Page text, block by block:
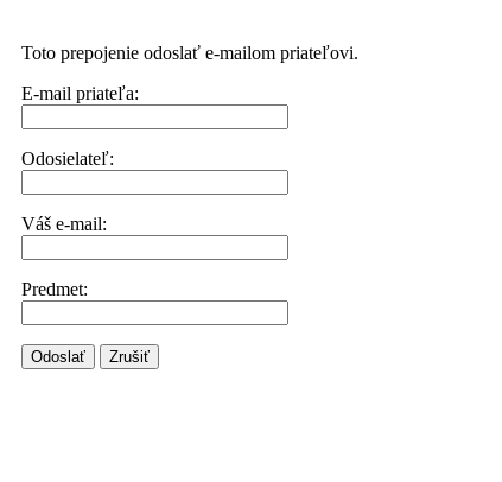
Toto prepojenie odoslať e-mailom priateľovi.
E-mail priateľa:
Odosielateľ:
Váš e-mail:
Predmet:
Odoslať Zrušiť